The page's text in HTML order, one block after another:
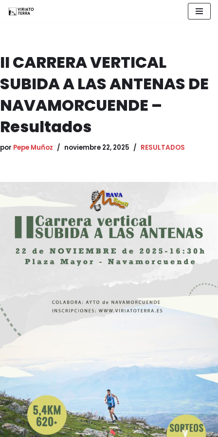
II CARRERA VERTICAL
SUBIDA A LAS ANTENAS DE
NAVAMORCUENDE –
Resultados
por Pepe Muñoz noviembre 22, 2025 RESULTADOS